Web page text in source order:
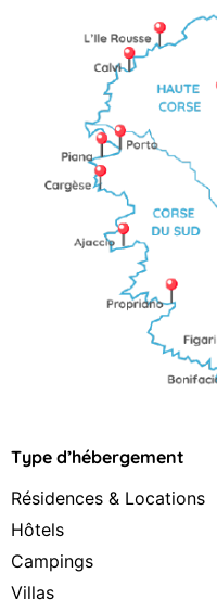
Type d’hébergement
Résidences & Locations
Hôtels
Campings
Villas